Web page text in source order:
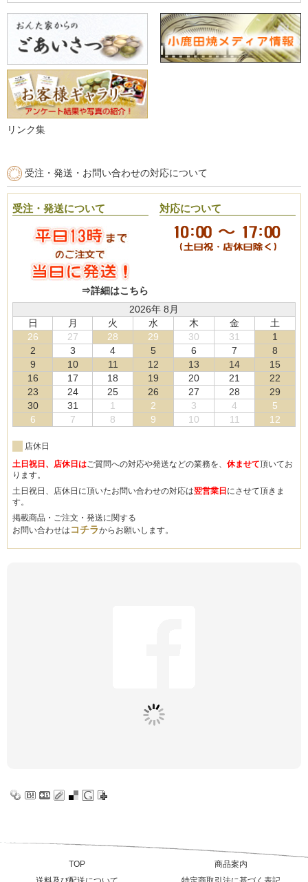
リンク集
受注・発送・お問い合わせの対応について
受注・発送について
⇒詳細はこちら
対応について
2026年 8月
日
月 火 水 木 金
土
26
27 28 29 30 31
1
2
3 4 5 6 7
8
9
10 11 12 13 14
15
16
17 18 19 20 21
22
23
24 25 26 27 28
29
30
31 1 2 3 4
5
6
7 8 9 10 11 12
店休日
土日祝日、店休日はご質問への対応や発送などの業務を、 休ませて頂いてお
ります。
土日祝日、店休日に頂いたお問い合わせの対応は翌営業日 にさせて頂きま
す。
掲載商品・ご注文・発送に関する
お問い合わせは コチラからお願いします。
TOP
商品案内